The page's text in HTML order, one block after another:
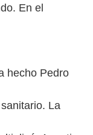
En el
hecho Pedro
La